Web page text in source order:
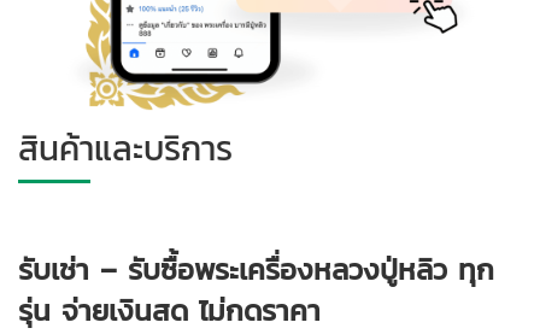
สินค้าและบริการ
รับเช่า – รับซื้อพระเครื่องหลวงปู่หลิว ทุก
รุ่น จ่ายเงินสด ไม่กดราคา